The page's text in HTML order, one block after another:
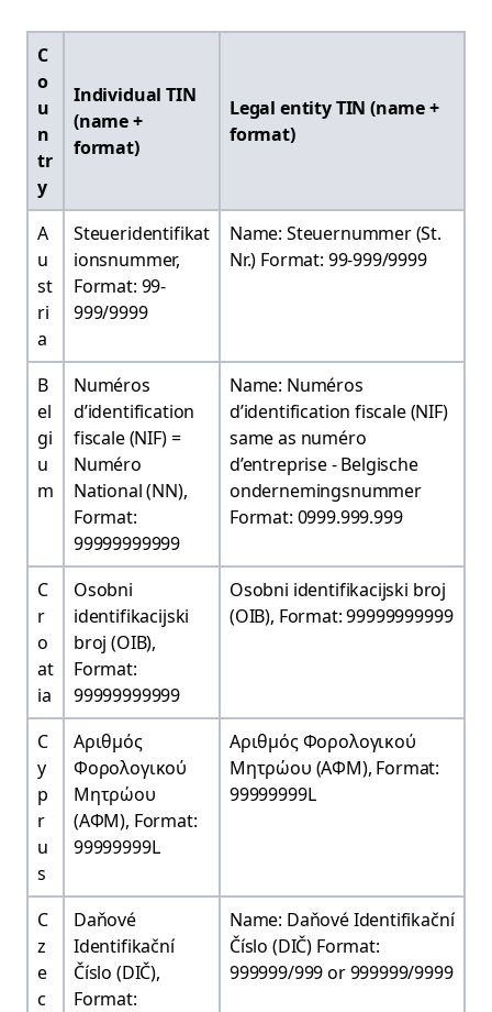
C
o
u
n
tr
y
Individual TIN
(name +
format)
Legal entity TIN (name +
format)
A
u
st
ri
a
Steueridentifikat
ionsnummer,
Format: 99-
999/9999
Name: Steuernummer (St.
Nr.) Format: 99-999/9999
B
el
gi
u
m
Numéros
d’identification
fiscale (NIF) =
Numéro
National (NN),
Format:
99999999999
Name: Numéros
d’identification fiscale (NIF)
same as numéro
d’entreprise - Belgische
ondernemingsnummer
Format: 0999.999.999
C
r
o
at
ia
Osobni
identifikacijski
broj (OIB),
Format:
99999999999
Osobni identifikacijski broj
(OIB), Format: 99999999999
C
y
p
r
u
s
Αριθμός
Φορολογικού
Μητρώου
(ΑΦΜ), Format:
99999999L
Αριθμός Φορολογικού
Μητρώου (ΑΦΜ), Format:
99999999L
C
z
e
c
Daňové
Identifikační
Číslo (DIČ),
Format:
Name: Daňové Identifikační
Číslo (DIČ) Format:
999999/999 or 999999/9999